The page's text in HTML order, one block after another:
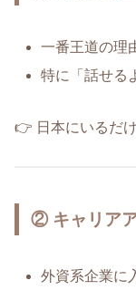
一番王道の理
特に「話せる
👉 日本にいるだ
② キャリア
外資系企業に